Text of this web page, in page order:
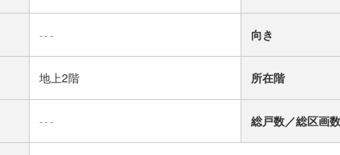
--- 向き
地上2階 所在階
--- 総戸数／総区画数